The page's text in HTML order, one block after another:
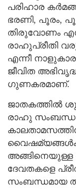
പരിഹാര
ഭരണി, പൂരം,
തിരുവോണം
രാഹുപ്രീതി
എന്നീ
ജീവിത
ഗുണകരമാണ്.
ജാതകത്തില്‍
രാഹു
അങ്ങിനെയുള്ള
ദേവതകളെ
സംബന്ധമായ